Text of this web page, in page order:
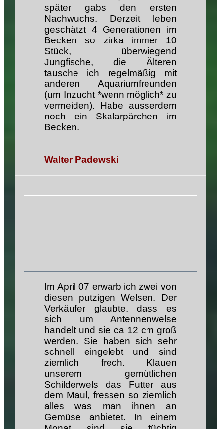
später gabs den ersten
Nachwuchs. Derzeit leben
geschätzt 4 Generationen im
Becken so zirka immer 10
Stück, überwiegend
Jungfische, die Älteren
tausche ich regelmäßig mit
anderen Aquariumfreunden
(um Inzucht *wenn möglich* zu
vermeiden). Habe ausserdem
noch ein Skalarpärchen im
Becken.
Walter Padewski
Im April 07 erwarb ich zwei von
diesen putzigen Welsen. Der
Verkäufer glaubte, dass es
sich um Antennenwelse
handelt und sie ca 12 cm groß
werden. Sie haben sich sehr
schnell eingelebt und sind
ziemlich frech. Klauen
unserem gemütlichen
Schilderwels das Futter aus
dem Maul, fressen so ziemlich
alles was man ihnen an
Gemüse anbietet. In einem